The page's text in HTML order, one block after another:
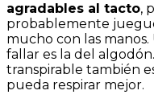
agradables al tacto,
probablemente
mucho con las
fallar es la del
transpirable también
pueda respirar mejor.